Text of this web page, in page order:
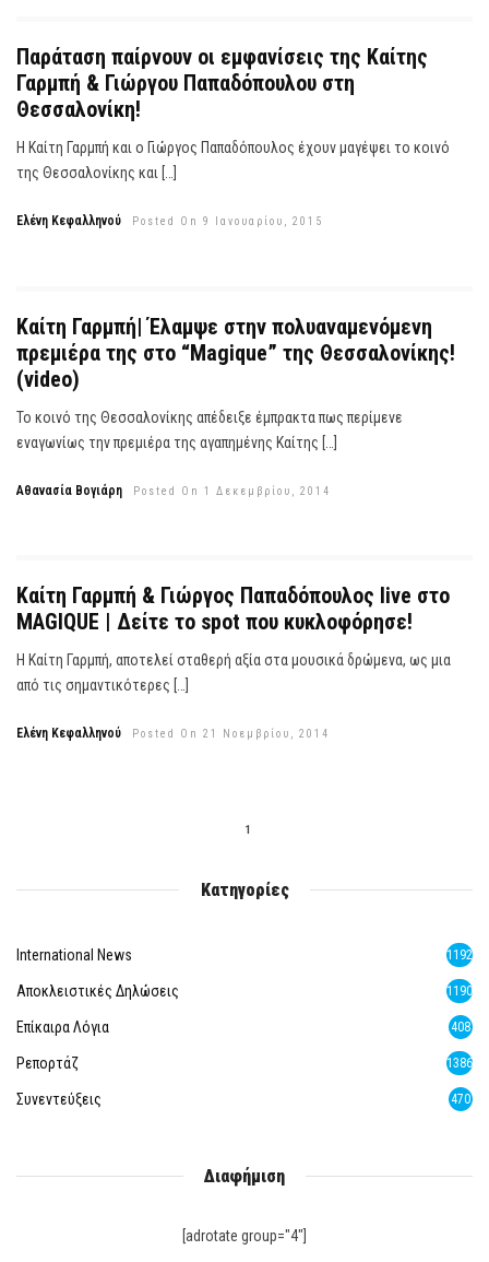
Παράταση παίρνουν οι εμφανίσεις της Καίτης
Γαρμπή & Γιώργου Παπαδόπουλου στη
Θεσσαλονίκη!
Η Καίτη Γαρμπή και ο Γιώργος Παπαδόπουλος έχουν μαγέψει το κοινό
της Θεσσαλονίκης και […]
Ελένη Κεφαλληνού Posted On 9 Ιανουαρίου, 2015
Καίτη Γαρμπή| Έλαμψε στην πολυαναμενόμενη
πρεμιέρα της στο “Magique” της Θεσσαλονίκης!
(video)
Το κοινό της Θεσσαλονίκης απέδειξε έμπρακτα πως περίμενε
εναγωνίως την πρεμιέρα της αγαπημένης Καίτης […]
Αθανασία Βογιάρη Posted On 1 Δεκεμβρίου, 2014
Καίτη Γαρμπή & Γιώργος Παπαδόπουλος live στο
MAGIQUE | Δείτε το spot που κυκλοφόρησε!
Η Καίτη Γαρμπή, αποτελεί σταθερή αξία στα μουσικά δρώμενα, ως μια
από τις σημαντικότερες […]
Ελένη Κεφαλληνού Posted On 21 Νοεμβρίου, 2014
1
Κατηγορίες
International News 1192
Αποκλειστικές Δηλώσεις 1190
Επίκαιρα Λόγια 408
Ρεπορτάζ 1386
Συνεντεύξεις 470
Διαφήμιση
[adrotate group="4"]